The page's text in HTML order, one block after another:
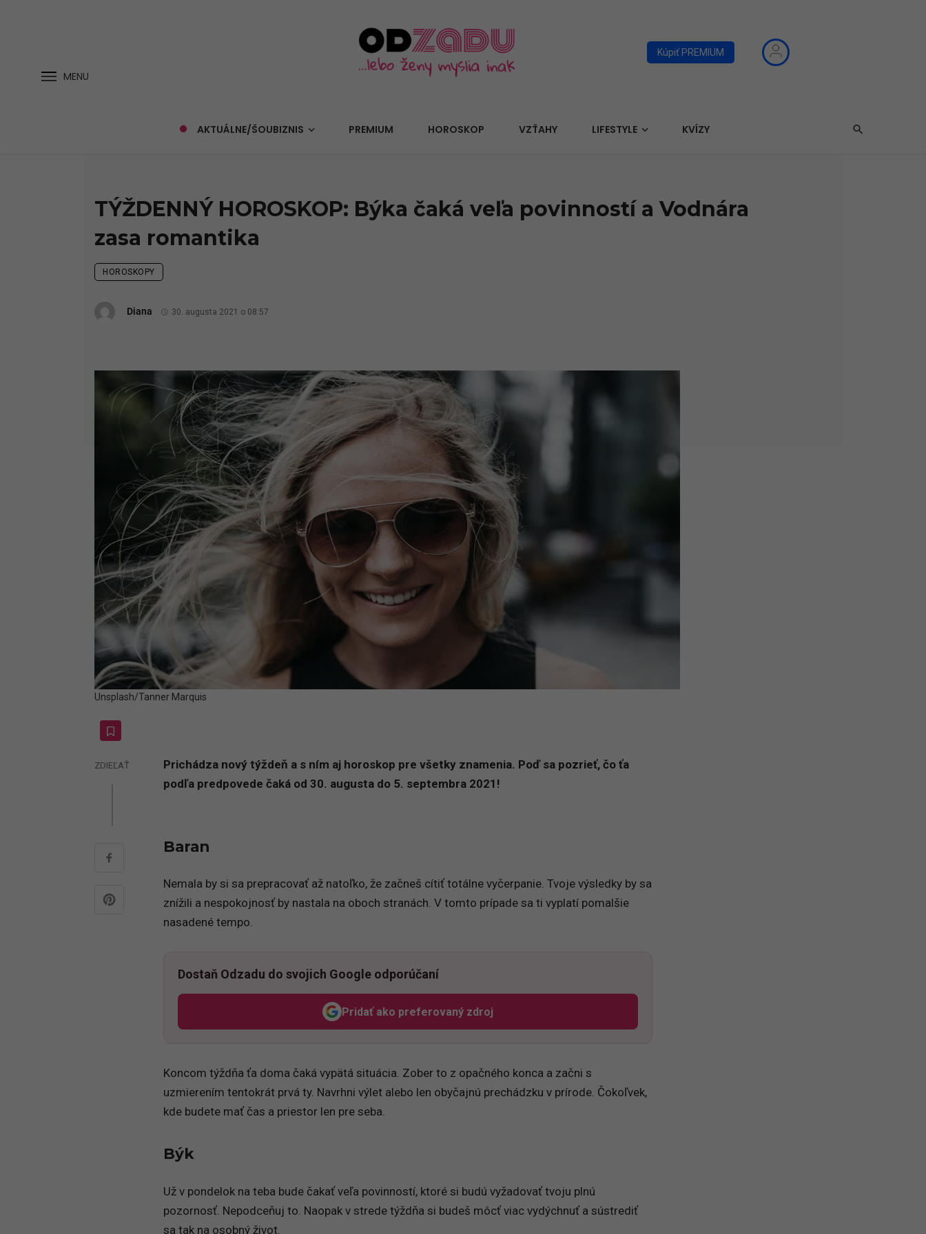
MENU
Kúpiť PREMIUM
AKTUÁLNE/ŠOUBIZNIS PREMIUM HOROSKOP VZŤAHY LIFESTYLE KVÍZY
TÝŽDENNÝ HOROSKOP: Býka čaká veľa povinností a Vodnára
zasa romantika
HOROSKOPY
Diana 30. augusta 2021 o 08:57
Unsplash/Tanner Marquis
ZDIEĽAŤ
Prichádza nový týždeň a s ním aj horoskop pre všetky znamenia. Poď sa pozrieť, čo ťa
podľa predpovede čaká od 30. augusta do 5. septembra 2021!
Baran
Nemala by si sa prepracovať až natoľko, že začneš cítiť totálne vyčerpanie. Tvoje výsledky by sa
znížili a nespokojnosť by nastala na oboch stranách. V tomto prípade sa ti vyplatí pomalšie
nasadené tempo.
Dostaň Odzadu do svojich Google odporúčaní
Pridať ako preferovaný zdroj
Odzadu, odkaz sa otvorí v novom okne
Koncom týždňa ťa doma čaká vypätá situácia. Zober to z opačného konca a začni s
uzmierením tentokrát prvá ty. Navrhni výlet alebo len obyčajnú prechádzku v prírode. Čokoľvek,
kde budete mať čas a priestor len pre seba.
Býk
Už v pondelok na teba bude čakať veľa povinností, ktoré si budú vyžadovať tvoju plnú
pozornosť. Nepodceňuj to. Naopak v strede týždňa si budeš môcť viac vydýchnuť a sústrediť
sa tak na osobný život.